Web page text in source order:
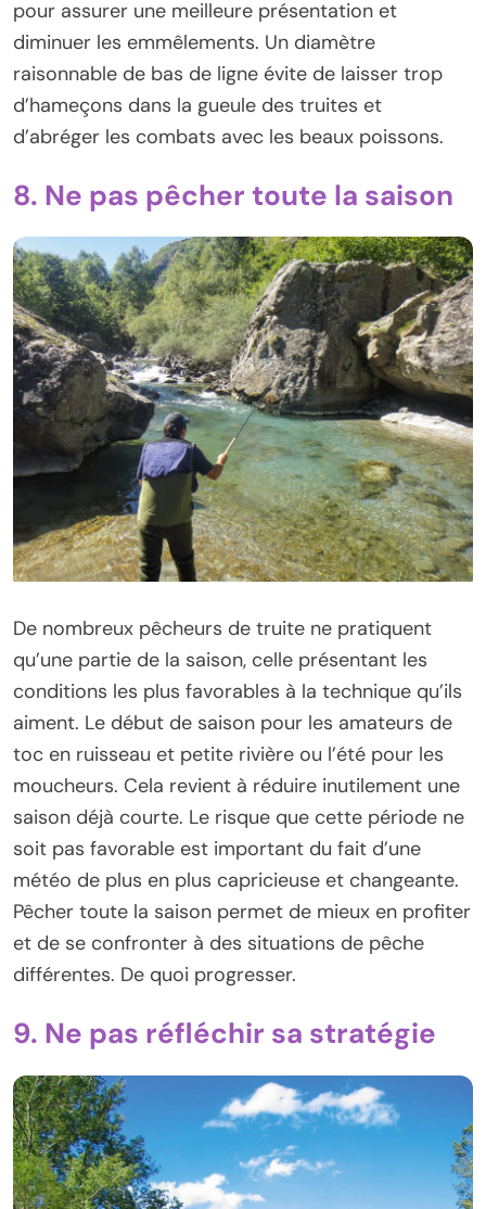
pour assurer une meilleure présentation et
diminuer les emmêlements. Un diamètre
raisonnable de bas de ligne évite de laisser trop
d’hameçons dans la gueule des truites et
d’abréger les combats avec les beaux poissons.
8. Ne pas pêcher toute la saison
De nombreux pêcheurs de truite ne pratiquent
qu’une partie de la saison, celle présentant les
conditions les plus favorables à la technique qu’ils
aiment. Le début de saison pour les amateurs de
toc en ruisseau et petite rivière ou l’été pour les
moucheurs. Cela revient à réduire inutilement une
saison déjà courte. Le risque que cette période ne
soit pas favorable est important du fait d’une
météo de plus en plus capricieuse et changeante.
Pêcher toute la saison permet de mieux en profiter
et de se confronter à des situations de pêche
différentes. De quoi progresser.
9. Ne pas réfléchir sa stratégie